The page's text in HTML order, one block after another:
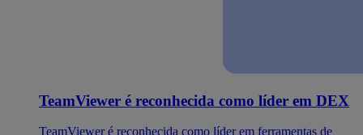
TeamViewer é reconhecida como líder em DEX
TeamViewer é reconhecida como líder em ferramentas de